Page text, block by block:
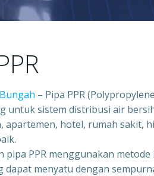
– Pipa PPR
untuk sistem distribusi air
apartemen, hotel, rumah sakit,
pipa PPR menggunakan
menyatu dengan